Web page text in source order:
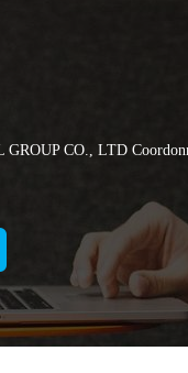
CO., LTD